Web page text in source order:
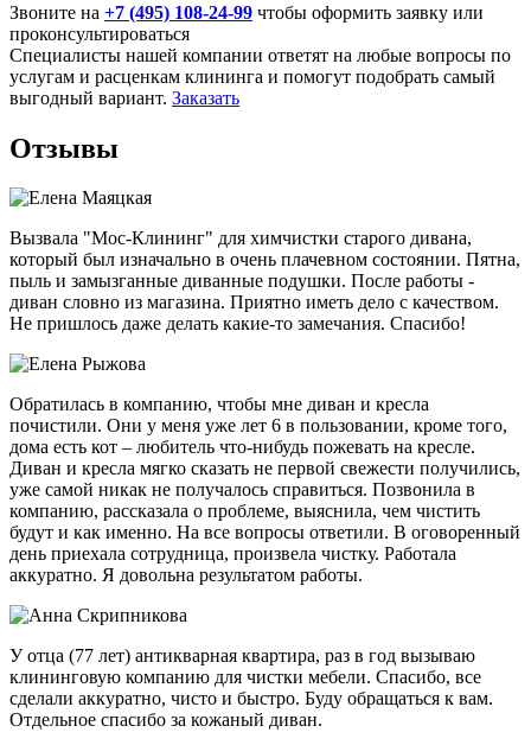
Звоните на +7 (495) 108-24-99 чтобы оформить заявку или
проконсультироваться
Специалисты нашей компании ответят на любые вопросы по
услугам и расценкам клининга и помогут подобрать самый
выгодный вариант. Заказать
Отзывы
Вызвала "Мос-Клининг" для химчистки старого дивана,
который был изначально в очень плачевном состоянии. Пятна,
пыль и замызганные диванные подушки. После работы -
диван словно из магазина. Приятно иметь дело с качеством.
Не пришлось даже делать какие-то замечания. Спасибо!
Обратилась в компанию, чтобы мне диван и кресла
почистили. Они у меня уже лет 6 в пользовании, кроме того,
дома есть кот – любитель что-нибудь пожевать на кресле.
Диван и кресла мягко сказать не первой свежести получились,
уже самой никак не получалось справиться. Позвонила в
компанию, рассказала о проблеме, выяснила, чем чистить
будут и как именно. На все вопросы ответили. В оговоренный
день приехала сотрудница, произвела чистку. Работала
аккуратно. Я довольна результатом работы.
У отца (77 лет) антикварная квартира, раз в год вызываю
клининговую компанию для чистки мебели. Спасибо, все
сделали аккуратно, чисто и быстро. Буду обращаться к вам.
Отдельное спасибо за кожаный диван.